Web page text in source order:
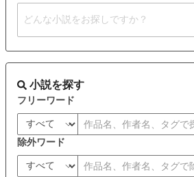
小説を探す
フリーワード
除外ワード